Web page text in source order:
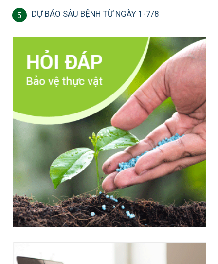
5 DỰ BÁO SÂU BỆNH TỪ NGÀY 1-7/8